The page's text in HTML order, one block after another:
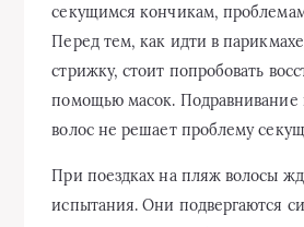
секущимся кончикам,
Перед тем, как идти в
стрижку, стоит попробовать
помощью масок. Подравнивание
волос не решает проблему
При поездках на пляж волосы
испытания. Они подвергаются